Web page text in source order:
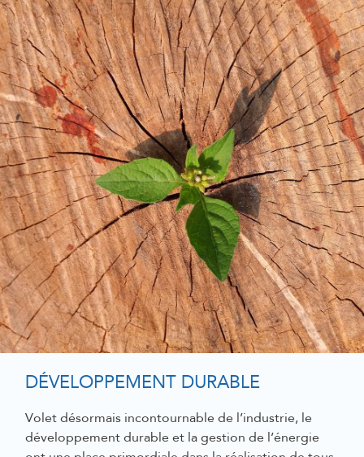
DÉVELOPPEMENT DURABLE
Volet désormais incontournable de l’industrie, le
développement durable et la gestion de l’énergie